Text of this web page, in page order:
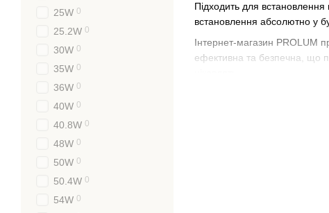
Підходить для
встановлення абсолютно у
Інтернет-магазин PROLUM
ефективна та безпечна, що
25W 0
25.2W 0
30W 0
35W 0
36W 0
40W 0
40.8W 0
48W 0
50W 0
50.4W 0
54W 0